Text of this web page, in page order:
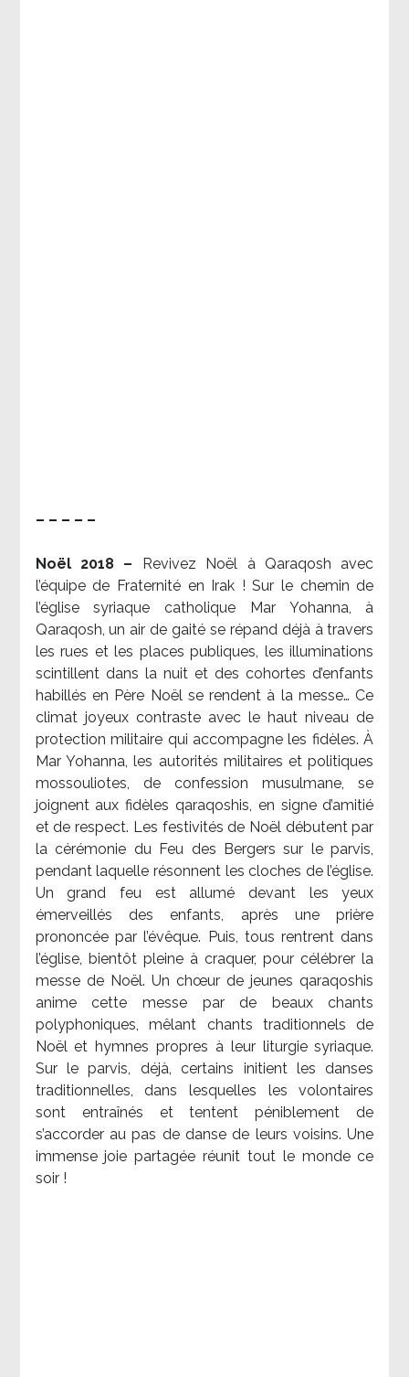
– – – – –
Noël 2018 –
Revivez Noël à Qaraqosh avec
l’équipe de Fraternité en Irak ! Sur le chemin de
l’église syriaque catholique Mar Yohanna, à
Qaraqosh, un air de gaité se répand déjà à travers
les rues et les places publiques, les illuminations
scintillent dans la nuit et des cohortes d’enfants
habillés en Père Noël se rendent à la messe… Ce
climat joyeux contraste avec le haut niveau de
protection militaire qui accompagne les fidèles. À
Mar Yohanna, les autorités militaires et politiques
mossouliotes, de confession musulmane, se
joignent aux fidèles qaraqoshis, en signe d’amitié
et de respect. Les festivités de Noël débutent par
la cérémonie du Feu des Bergers sur le parvis,
pendant laquelle résonnent les cloches de l’église.
Un grand feu est allumé devant les yeux
émerveillés des enfants, après une prière
prononcée par l’évêque. Puis, tous rentrent dans
l’église, bientôt pleine à craquer, pour célébrer la
messe de Noël. Un chœur de jeunes qaraqoshis
anime cette messe par de beaux chants
polyphoniques, mêlant chants traditionnels de
Noël et hymnes propres à leur liturgie syriaque.
Sur le parvis, déjà, certains initient les danses
traditionnelles, dans lesquelles les volontaires
sont entraînés et tentent péniblement de
s’accorder au pas de danse de leurs voisins. Une
immense joie partagée réunit tout le monde ce
soir !